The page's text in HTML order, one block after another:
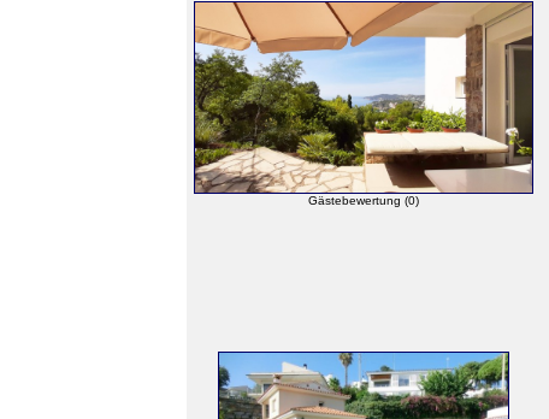
Gästebewertung (0)